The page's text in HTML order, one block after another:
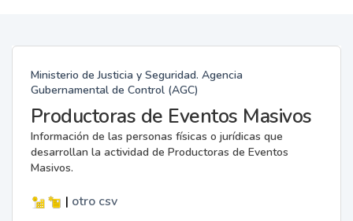
Ministerio de Justicia y Seguridad. Agencia
Gubernamental de Control (AGC)
Productoras de Eventos Masivos
Información de las personas físicas o jurídicas que
desarrollan la actividad de Productoras de Eventos
Masivos.
| otro csv